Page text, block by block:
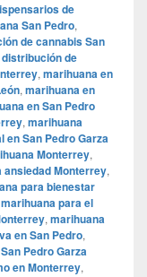
de
San Pedro,
de cannabis San
distribución de
, marihuana en
, marihuana en
en San Pedro
, marihuana
en San Pedro Garza
Monterrey,
ansiedad Monterrey,
para bienestar
marihuana para el
, marihuana
en San Pedro,
Pedro Garza
en Monterrey,